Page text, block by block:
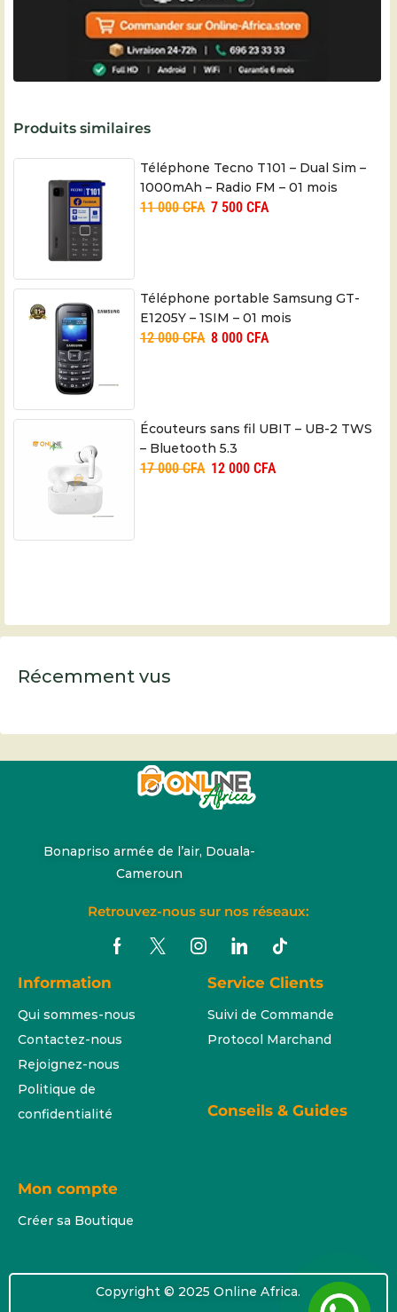
Produits similaires
Téléphone Tecno T101 – Dual Sim –
1000mAh – Radio FM – 01 mois
11 000CFA 7 500 CFA
Téléphone portable Samsung GT-
E1205Y – 1SIM – 01 mois
12 000CFA 8 000 CFA
Écouteurs sans fil UBIT – UB-2 TWS
– Bluetooth 5.3
17 000CFA 12 000 CFA
Récemment vus
Bonapriso armée de l’air, Douala-
Cameroun
Retrouvez-nous sur nos réseaux:
Information
Qui sommes-nous
Contactez-nous
Rejoignez-nous
Politique de
confidentialité
Service Clients
Suivi de Commande
Protocol Marchand
Conseils & Guides
Mon compte
Créer sa Boutique
Copyright © 2025 Online Africa.